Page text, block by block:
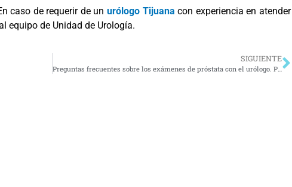
caso de requerir de unurólogo Tijuana con experiencia en atender
equipo de Unidad de Urología.
SIGUIENTE
Preguntas frecuentes sobre los exámenes de próstata con el urólogo. Parte II